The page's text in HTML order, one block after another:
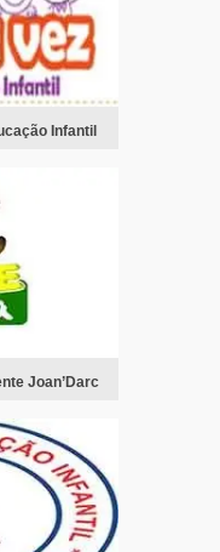
Infantil
Joan’Darc